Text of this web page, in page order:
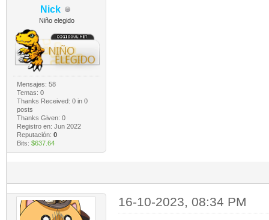
Nick
Niño elegido
Mensajes: 58
Temas: 0
Thanks Received: 0in 0
posts
Thanks Given: 0
Registro en: Jun 2022
Reputación: 0
Bits: $637.64
16-10-2023, 08:34 PM